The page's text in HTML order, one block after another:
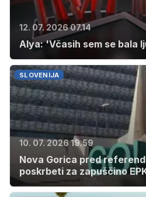
12. 07. 2026 07.14
Alya: 'Včasih sem se bala
SLOVENIJA
10. 07. 2026 19.59
Nova Gorica pred
poskrbeti za zapuščino